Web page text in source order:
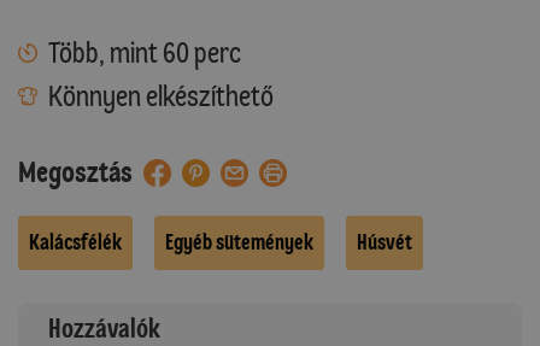
Több, mint 60 perc
Könnyen elkészíthető
Megosztás
Kalácsfélék Egyéb sütemények Húsvét
Hozzávalók